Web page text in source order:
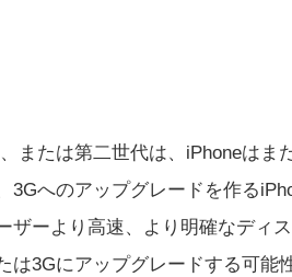
または第二世代は、iPhoneはま
3Gへのアップグレードを作る
ザーより高速、より明確なディ
は3Gにアップグレードする可能